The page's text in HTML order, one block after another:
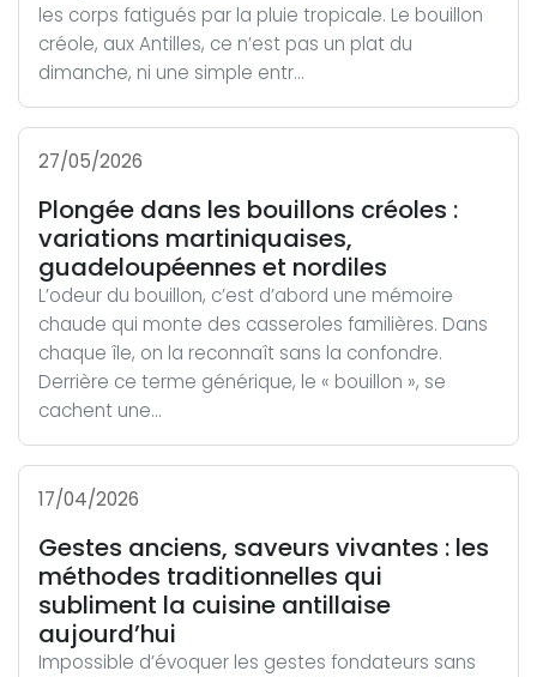
les corps fatigués par la pluie tropicale. Le bouillon
créole, aux Antilles, ce n’est pas un plat du
dimanche, ni une simple entr...
27/05/2026
Plongée dans les bouillons créoles :
variations martiniquaises,
guadeloupéennes et nordiles
L’odeur du bouillon, c’est d’abord une mémoire
chaude qui monte des casseroles familières. Dans
chaque île, on la reconnaît sans la confondre.
Derrière ce terme générique, le « bouillon », se
cachent une...
17/04/2026
Gestes anciens, saveurs vivantes : les
méthodes traditionnelles qui
subliment la cuisine antillaise
aujourd’hui
Impossible d’évoquer les gestes fondateurs sans